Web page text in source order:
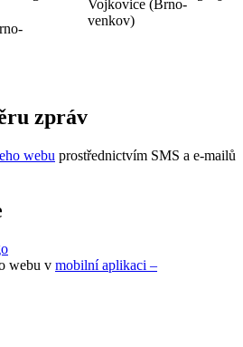
Vojkovice (Brno-
venkov)
zpráv
webu prostřednictvím SMS a e-mailů
webu v mobilní aplikaci –